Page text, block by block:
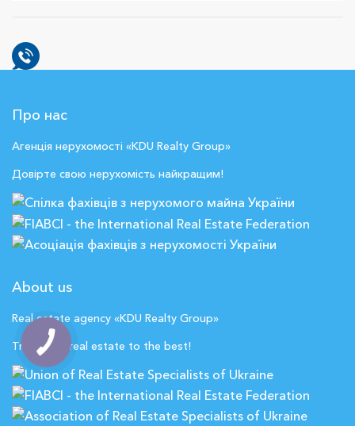
Про нас
Агенція нерухомості «KDU Realty Group»
Довірте свою нерухомість найкращим!
About us
Real estate agency «KDU Realty Group»
Trust your real estate to the best!